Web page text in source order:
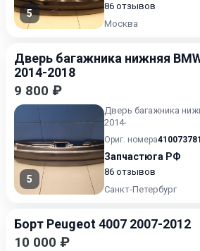
5
86 отзывов
Москва
Дверь багажника нижняя
2014-2018
9 800 ₽
5
Дверь багажника
2014-
Ориг. номера
Запчастюга РФ
86 отзывов
Санкт-Петербург
Борт Peugeot 4007 2007-2012
10 000 ₽